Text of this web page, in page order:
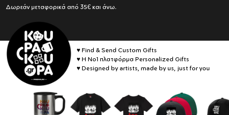
Δωρεάν μεταφορικά από 35€ και άνω.
♥ Find & Send Custom Gifts
♥ Η No1 πλατφόρμα Personalized Gifts
♥ Designed by artists, made by us, just for you